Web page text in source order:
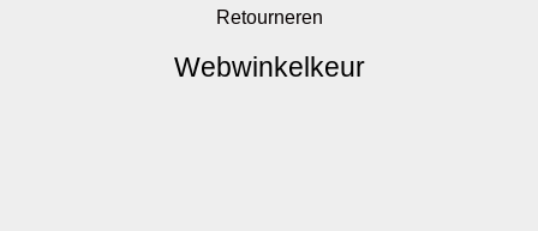
Retourneren
Webwinkelkeur